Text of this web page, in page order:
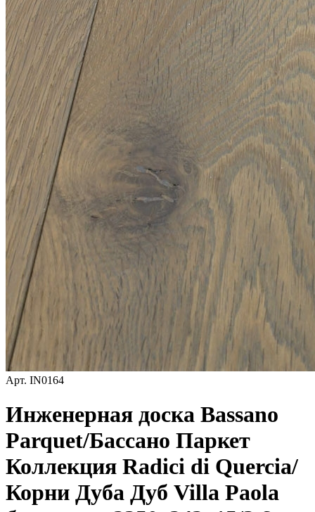
Арт. IN0164
Инженерная доска Bassano
Parquet/Бассано Паркет
Коллекция Radici di Quercia/
Корни Дуба Дуб Villa Paola